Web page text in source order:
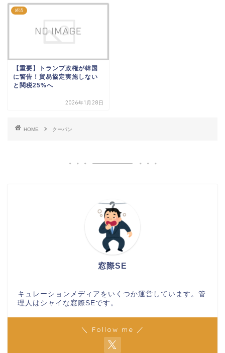
経済
【重要】トランプ政権が韓国
に警告！貿易協定実施しない
と関税25%へ
2026年1月28日
HOME クーパン
窓際SE
キュレーションメディアをいくつか運営しています。管
理人はシャイな窓際SEです。
＼ Follow me ／